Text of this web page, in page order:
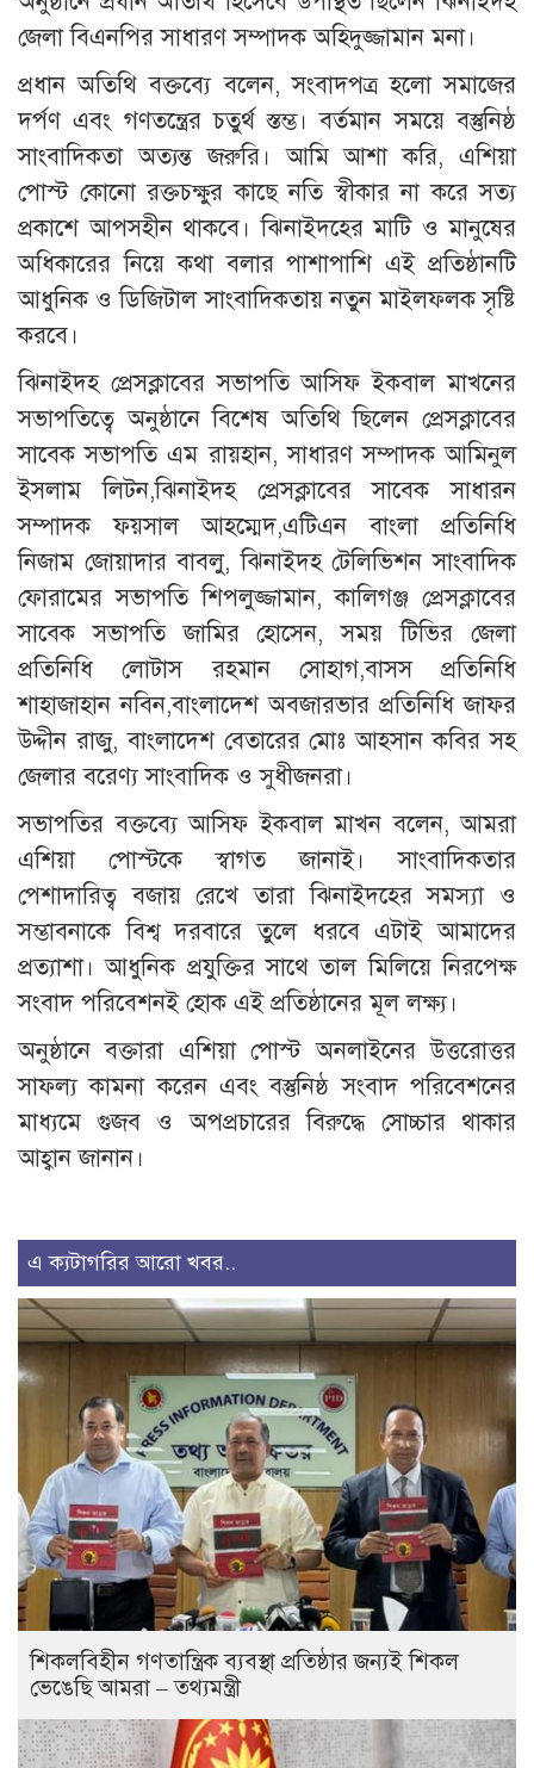
জেলা বিএনপির সাধারণ সম্পাদক অহিদুজ্জামান মনা।
প্রধান অতিথি বক্তব্যে বলেন, সংবাদপত্র হলো সমাজের
দর্পণ এবং গণতন্ত্রের চতুর্থ স্তম্ভ। বর্তমান সময়ে বস্তুনিষ্ঠ
সাংবাদিকতা অত্যন্ত জরুরি। আমি আশা করি, এশিয়া
পোস্ট কোনো রক্তচক্ষুর কাছে নতি স্বীকার না করে সত্য
প্রকাশে আপসহীন থাকবে। ঝিনাইদহের মাটি ও মানুষের
অধিকারের নিয়ে কথা বলার পাশাপাশি এই প্রতিষ্ঠানটি
আধুনিক ও ডিজিটাল সাংবাদিকতায় নতুন মাইলফলক সৃষ্টি
করবে।
ঝিনাইদহ প্রেসক্লাবের সভাপতি আসিফ ইকবাল মাখনের
সভাপতিত্বে অনুষ্ঠানে বিশেষ অতিথি ছিলেন প্রেসক্লাবের
সাবেক সভাপতি এম রায়হান, সাধারণ সম্পাদক আমিনুল
ইসলাম লিটন,ঝিনাইদহ প্রেসক্লাবের সাবেক সাধারন
সম্পাদক ফয়সাল আহম্মেদ,এটিএন বাংলা প্রতিনিধি
নিজাম জোয়াদার বাবলু, ঝিনাইদহ টেলিভিশন সাংবাদিক
ফোরামের সভাপতি শিপলুজ্জামান, কালিগঞ্জ প্রেসক্লাবের
সাবেক সভাপতি জামির হোসেন, সময় টিভির জেলা
প্রতিনিধি লোটাস রহমান সোহাগ,বাসস প্রতিনিধি
শাহাজাহান নবিন,বাংলাদেশ অবজারভার প্রতিনিধি জাফর
উদ্দীন রাজু, বাংলাদেশ বেতারের মোঃ আহসান কবির সহ
জেলার বরেণ্য সাংবাদিক ও সুধীজনরা।
সভাপতির বক্তব্যে আসিফ ইকবাল মাখন বলেন, আমরা
এশিয়া পোস্টকে স্বাগত জানাই। সাংবাদিকতার
পেশাদারিত্ব বজায় রেখে তারা ঝিনাইদহের সমস্যা ও
সম্ভাবনাকে বিশ্ব দরবারে তুলে ধরবে এটাই আমাদের
প্রত্যাশা। আধুনিক প্রযুক্তির সাথে তাল মিলিয়ে নিরপেক্ষ
সংবাদ পরিবেশনই হোক এই প্রতিষ্ঠানের মূল লক্ষ্য।
অনুষ্ঠানে বক্তারা এশিয়া পোস্ট অনলাইনের উত্তরোত্তর
সাফল্য কামনা করেন এবং বস্তুনিষ্ঠ সংবাদ পরিবেশনের
মাধ্যমে গুজব ও অপপ্রচারের বিরুদ্ধে সোচ্চার থাকার
আহ্বান জানান।
এ ক্যটাগরির আরো খবর..
শিকলবিহীন গণতান্ত্রিক ব্যবস্থা প্রতিষ্ঠার জন্যই শিকল
ভেঙেছি আমরা – তথ্যমন্ত্রী